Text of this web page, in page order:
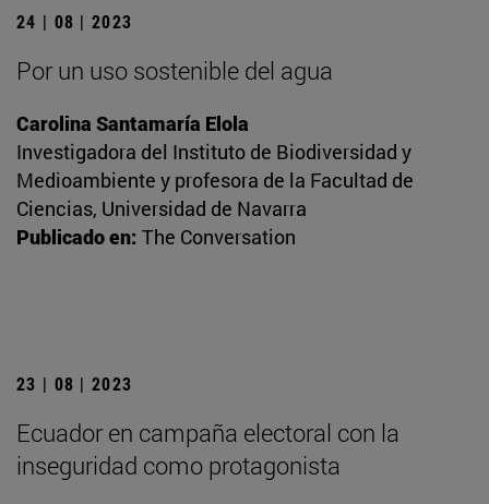
24 | 08 | 2023
Por un uso sostenible del agua
Carolina Santamaría Elola
Investigadora del Instituto de Biodiversidad y
Medioambiente y profesora de la Facultad de
Ciencias, Universidad de Navarra
Publicado en: The Conversation
23 | 08 | 2023
Ecuador en campaña electoral con la
inseguridad como protagonista